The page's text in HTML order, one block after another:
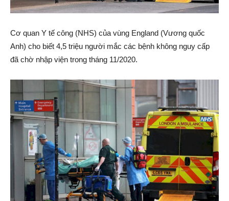
Cơ quan Y tế công (NHS) của vùng England (Vương quốc
Anh) cho biết 4,5 triệu người mắc các bệnh không nguy cấp
đã chờ nhập viện trong tháng 11/2020.